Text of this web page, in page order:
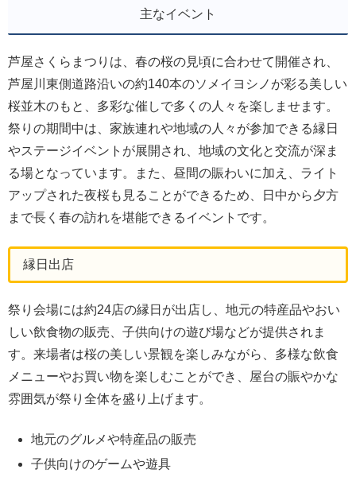
主なイベント
芦屋さくらまつりは、春の桜の見頃に合わせて開催され、
芦屋川東側道路沿いの約140本のソメイヨシノが彩る美しい
桜並木のもと、多彩な催しで多くの人々を楽しませます。
祭りの期間中は、家族連れや地域の人々が参加できる縁日
やステージイベントが展開され、地域の文化と交流が深ま
る場となっています。また、昼間の賑わいに加え、ライト
アップされた夜桜も見ることができるため、日中から夕方
まで長く春の訪れを堪能できるイベントです。
縁日出店
祭り会場には約24店の縁日が出店し、地元の特産品やおい
しい飲食物の販売、子供向けの遊び場などが提供されま
す。来場者は桜の美しい景観を楽しみながら、多様な飲食
メニューやお買い物を楽しむことができ、屋台の賑やかな
雰囲気が祭り全体を盛り上げます。
地元のグルメや特産品の販売
子供向けのゲームや遊具